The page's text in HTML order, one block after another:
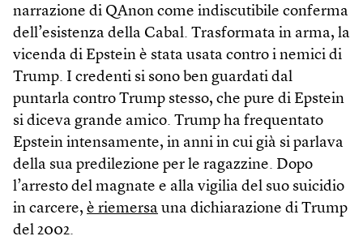
narrazione di QAnon come indiscutibile conferma
dell’esistenza della Cabal. Trasformata in arma, la
vicenda di Epstein è stata usata contro i nemici di
Trump. I credenti si sono ben guardati dal
puntarla contro Trump stesso, che pure di Epstein
si diceva grande amico. Trump ha frequentato
Epstein intensamente, in anni in cui già si parlava
della sua predilezione per le ragazzine. Dopo
l’arresto del magnate e alla vigilia del suo suicidio
in carcere, è riemersa una dichiarazione di Trump
del 2002.